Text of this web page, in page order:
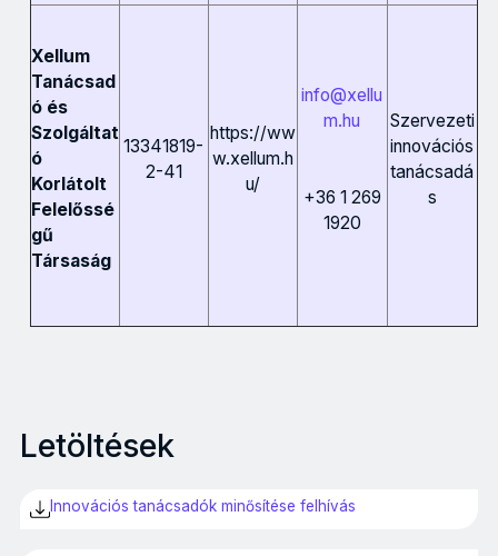
Xellum
Tanácsad
ó és
Szolgáltat
ó
Korlátolt
Felelőssé
gű
Társaság
13341819-
2-41
https://ww
w.xellum.h
u/
info@xellu
m.hu
+36 1 269
1920
Szervezeti
innovációs
tanácsadá
s
Letöltések
Innovációs tanácsadók minősítése felhívás